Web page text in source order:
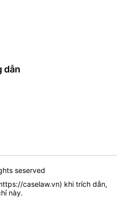
dẫn
seserved
caselaw.vn) khi trích dẫn,
này.